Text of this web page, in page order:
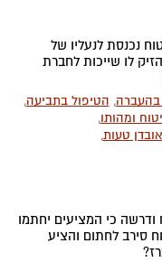
נכנסת לנעליו של
לו שייכות לחברת
בהעברה, הטיפול בתביעה,
ומהותו,
טעות,
ודרשה כי המציעים יחתמו
סירב לחתום והציע